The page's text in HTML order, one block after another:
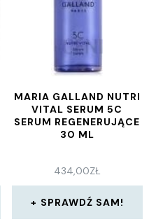
MARIA GALLAND NUTRI
VITAL SERUM 5C
SERUM REGENERUJĄCE
30 ML
434,00ZŁ
SPRAWDŹ SAM!